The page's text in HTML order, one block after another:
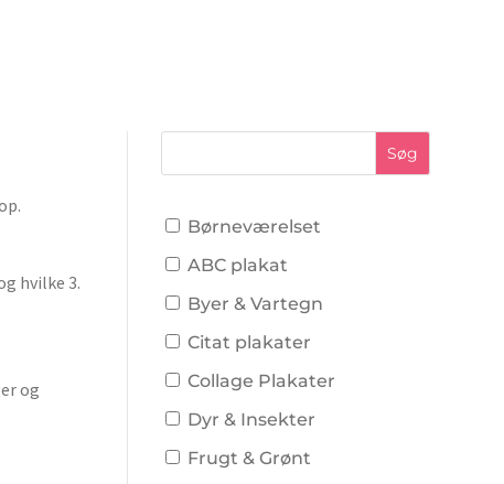
hvilke 3.
og
Børneværelset
ABC plakat
Byer & Vartegn
Citat plakater
Collage Plakater
Dyr & Insekter
Frugt & Grønt